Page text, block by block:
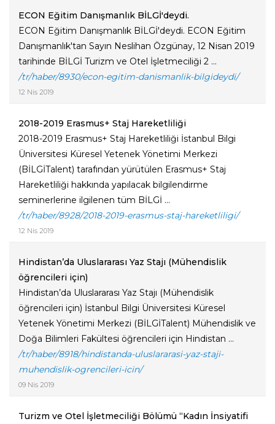
ECON Eğitim Danışmanlık BİLGİ'deydi.
ECON Eğitim Danışmanlık BİLGİ'deydi. ECON Eğitim
Danışmanlık'tan Sayın Neslihan Özgünay, 12 Nisan 2019
tarihinde BİLGİ Turizm ve Otel İşletmeciliği 2 ...
/tr/haber/8930/econ-egitim-danismanlik-bilgideydi/
12 Nis 2019
2018-2019 Erasmus+ Staj Hareketliliği
2018-2019 Erasmus+ Staj Hareketliliği İstanbul Bilgi
Üniversitesi Küresel Yetenek Yönetimi Merkezi
(BİLGİTalent) tarafından yürütülen Erasmus+ Staj
Hareketliliği hakkında yapılacak bilgilendirme
seminerlerine ilgilenen tüm BİLGİ ...
/tr/haber/8928/2018-2019-erasmus-staj-hareketliligi/
12 Nis 2019
Hindistan’da Uluslararası Yaz Stajı (Mühendislik
öğrencileri için)
Hindistan’da Uluslararası Yaz Stajı (Mühendislik
öğrencileri için) İstanbul Bilgi Üniversitesi Küresel
Yetenek Yönetimi Merkezi (BİLGİTalent) Mühendislik ve
Doğa Bilimleri Fakültesi öğrencileri için Hindistan ...
/tr/haber/8918/hindistanda-uluslararasi-yaz-staji-
muhendislik-ogrencileri-icin/
09 Nis 2019
Turizm ve Otel İşletmeciliği Bölümü “Kadın İnsiyatifi